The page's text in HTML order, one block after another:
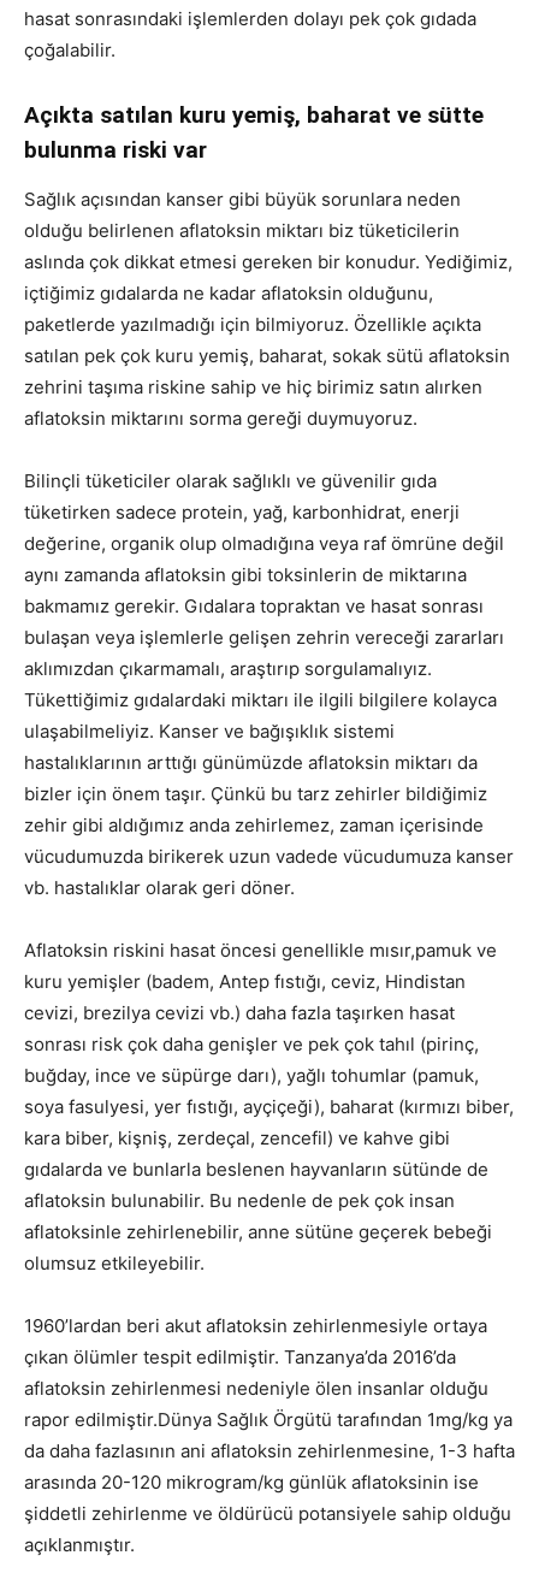
hasat sonrasındaki işlemlerden dolayı pek çok gıdada
çoğalabilir.
Açıkta satılan kuru yemiş, baharat ve sütte
bulunma riski var
Sağlık açısından kanser gibi büyük sorunlara neden
olduğu belirlenen aflatoksin miktarı biz tüketicilerin
aslında çok dikkat etmesi gereken bir konudur. Yediğimiz,
içtiğimiz gıdalarda ne kadar aflatoksin olduğunu,
paketlerde yazılmadığı için bilmiyoruz. Özellikle açıkta
satılan pek çok kuru yemiş, baharat, sokak sütü aflatoksin
zehrini taşıma riskine sahip ve hiç birimiz satın alırken
aflatoksin miktarını sorma gereği duymuyoruz.
Bilinçli tüketiciler olarak sağlıklı ve güvenilir gıda
tüketirken sadece protein, yağ, karbonhidrat, enerji
değerine, organik olup olmadığına veya raf ömrüne değil
aynı zamanda aflatoksin gibi toksinlerin de miktarına
bakmamız gerekir. Gıdalara topraktan ve hasat sonrası
bulaşan veya işlemlerle gelişen zehrin vereceği zararları
aklımızdan çıkarmamalı, araştırıp sorgulamalıyız.
Tükettiğimiz gıdalardaki miktarı ile ilgili bilgilere kolayca
ulaşabilmeliyiz. Kanser ve bağışıklık sistemi
hastalıklarının arttığı günümüzde aflatoksin miktarı da
bizler için önem taşır. Çünkü bu tarz zehirler bildiğimiz
zehir gibi aldığımız anda zehirlemez, zaman içerisinde
vücudumuzda birikerek uzun vadede vücudumuza kanser
vb. hastalıklar olarak geri döner.
Aflatoksin riskini hasat öncesi genellikle mısır,pamuk ve
kuru yemişler (badem, Antep fıstığı, ceviz, Hindistan
cevizi, brezilya cevizi vb.) daha fazla taşırken hasat
sonrası risk çok daha genişler ve pek çok tahıl (pirinç,
buğday, ince ve süpürge darı), yağlı tohumlar (pamuk,
soya fasulyesi, yer fıstığı, ayçiçeği), baharat (kırmızı biber,
kara biber, kişniş, zerdeçal, zencefil) ve kahve gibi
gıdalarda ve bunlarla beslenen hayvanların sütünde de
aflatoksin bulunabilir. Bu nedenle de pek çok insan
aflatoksinle zehirlenebilir, anne sütüne geçerek bebeği
olumsuz etkileyebilir.
1960’lardan beri akut aflatoksin zehirlenmesiyle ortaya
çıkan ölümler tespit edilmiştir. Tanzanya’da 2016’da
aflatoksin zehirlenmesi nedeniyle ölen insanlar olduğu
rapor edilmiştir.Dünya Sağlık Örgütü tarafından 1mg/kg ya
da daha fazlasının ani aflatoksin zehirlenmesine, 1-3 hafta
arasında 20-120 mikrogram/kg günlük aflatoksinin ise
şiddetli zehirlenme ve öldürücü potansiyele sahip olduğu
açıklanmıştır.